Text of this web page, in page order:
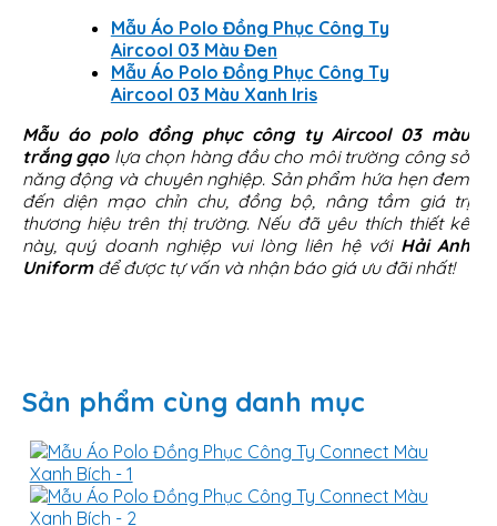
Mẫu Áo Polo Đồng Phục Công Ty
Aircool 03 Màu Đen
Mẫu Áo Polo Đồng Phục Công Ty
Aircool 03 Màu Xanh Iris
Mẫu áo polo đồng phục công ty Aircool 03 màu
trắng gạolựa chọn hàng đầu cho môi trường công sở
năng động và chuyên nghiệp. Sản phẩm hứa hẹn đem
đến diện mạo chỉn chu, đồng bộ, nâng tầm giá trị
thương hiệu trên thị trường. Nếu đã yêu thích thiết kế
này, quý doanh nghiệp vui lòng liên hệ với Hải Anh
Uniformđể được tự vấn và nhận báo giá ưu đãi nhất!
Sản phẩm cùng danh mục